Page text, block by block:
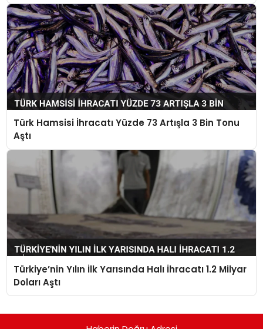
Türk Hamsisi İhracatı Yüzde 73 Artışla 3 Bin Tonu
Aştı
Türkiye’nin Yılın İlk Yarısında Halı İhracatı 1.2 Milyar
Doları Aştı